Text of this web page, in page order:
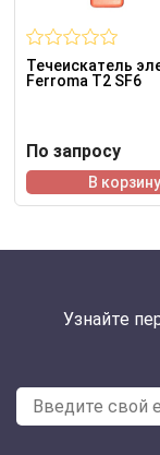
Течеискатель
Ferroma T2 SF6
По запросу
В корзину
Узнайте